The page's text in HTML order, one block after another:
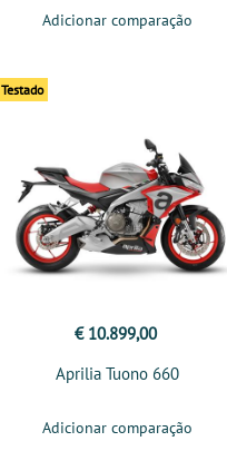
Adicionar comparação
Testado
€ 10.899,00
Aprilia Tuono 660
Adicionar comparação